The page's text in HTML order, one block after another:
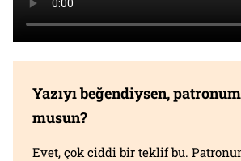
Yazıyı beğendiysen,
musun?
Evet, çok ciddi bir teklif bu.